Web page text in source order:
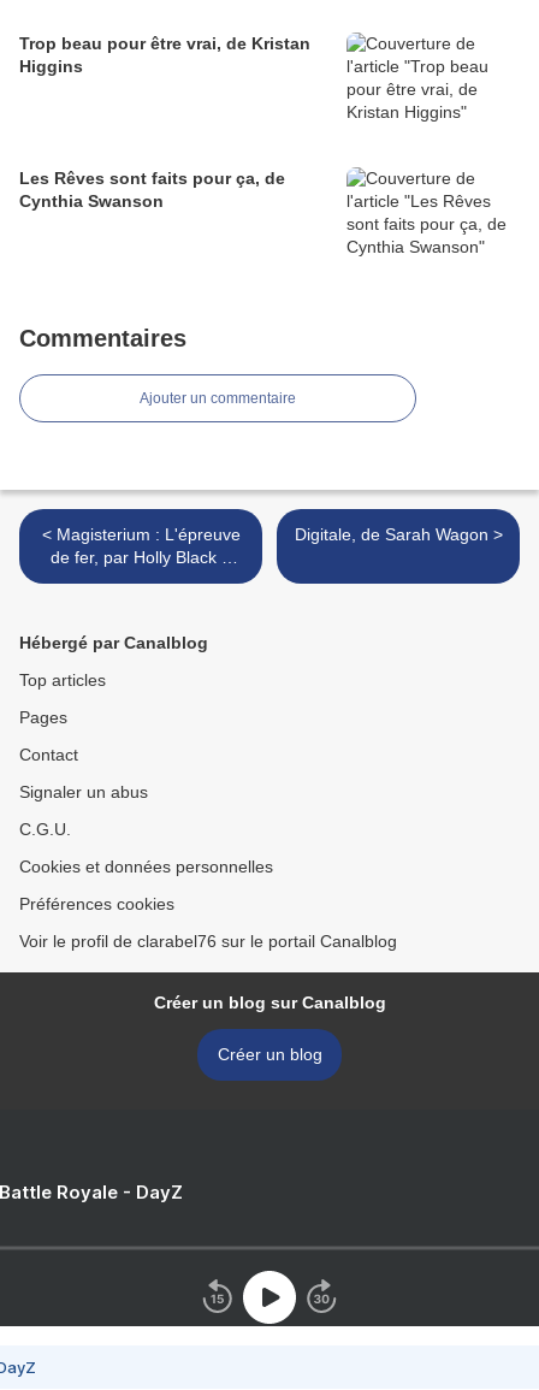
Trop beau pour être vrai, de Kristan
Higgins
Les Rêves sont faits pour ça, de
Cynthia Swanson
Commentaires
Ajouter un commentaire
< Magisterium : L'épreuve
de fer, par Holly Black &
Cassandra Clare
Digitale, de Sarah Wagon >
Hébergé par Canalblog
Top articles
Pages
Contact
Signaler un abus
C.G.U.
Cookies et données personnelles
Préférences cookies
Voir le profil de clarabel76 sur le portail Canalblog
Créer un blog sur Canalblog
Créer un blog
Royale - DayZ